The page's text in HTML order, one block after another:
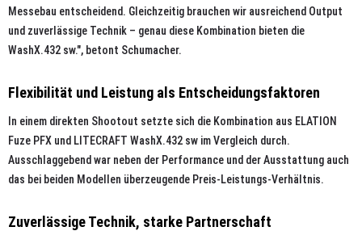
Messebau entscheidend. Gleichzeitig brauchen wir ausreichend Output
und zuverlässige Technik – genau diese Kombination bieten die
WashX.432 sw.", betont Schumacher.
Flexibilität und Leistung als Entscheidungsfaktoren
In einem direkten Shootout setzte sich die Kombination aus ELATION
Fuze PFX und LITECRAFT WashX.432 sw im Vergleich durch.
Ausschlaggebend war neben der Performance und der Ausstattung auch
das bei beiden Modellen überzeugende Preis-Leistungs-Verhältnis.
Zuverlässige Technik, starke Partnerschaft